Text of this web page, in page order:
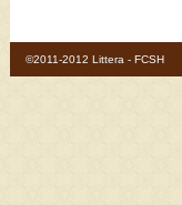
©2011-2012 Littera - FCSH